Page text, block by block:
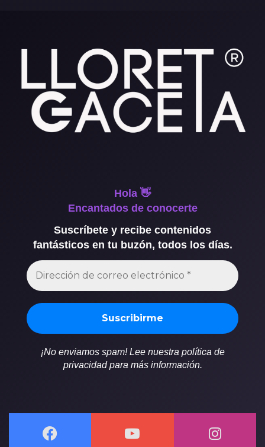
Hola 👋
Encantados de conocerte
Suscríbete y recibe contenidos
fantásticos en tu buzón, todos los días.
¡No enviamos spam! Lee nuestra política de
privacidad para más información.